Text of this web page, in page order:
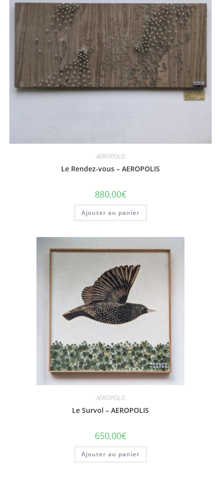
AEROPOLIS
Le Rendez-vous – AEROPOLIS
880,00€
Ajouter au panier
AEROPOLIS
Le Survol – AEROPOLIS
650,00€
Ajouter au panier